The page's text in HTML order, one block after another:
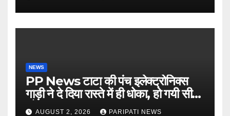
NEWS
PP News टाटा की पंच इलेक्ट्रोनिक्स
गाड़ी ने दे दिया रास्ते में ही धोका, हो गयी सीज,
जो सब बताया झूठ
AUGUST 2, 2026 PARIPATI NEWS